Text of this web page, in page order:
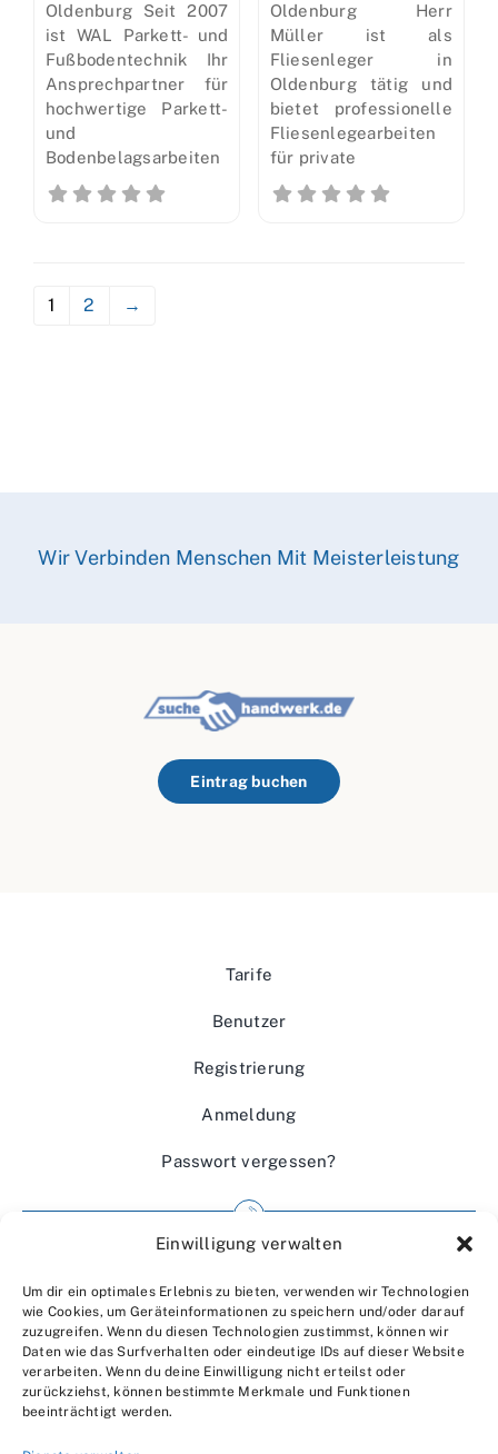
Einwilligung verwalten
Um dir ein optimales Erlebnis zu bieten, verwenden wir Technologien
wie Cookies, um Geräteinformationen zu speichern und/oder darauf
zuzugreifen. Wenn du diesen Technologien zustimmst, können wir
Daten wie das Surfverhalten oder eindeutige IDs auf dieser Website
verarbeiten. Wenn du deine Einwilligung nicht erteilst oder
zurückziehst, können bestimmte Merkmale und Funktionen
beeinträchtigt werden.
Oldenburg Seit 2007
ist WAL Parkett- und
Fußbodentechnik Ihr
Ansprechpartner für
hochwertige Parkett-
und
Bodenbelagsarbeiten
Oldenburg Herr
Müller ist als
Fliesenleger in
Oldenburg tätig und
bietet professionelle
Fliesenlegearbeiten
für private
1 2 →
Wir Verbinden Menschen Mit Meisterleistung
Eintrag buchen
Tarife
Benutzer
Registrierung
Anmeldung
Passwort vergessen?
Wir über uns
Kontakt
Datenschutzerklärung